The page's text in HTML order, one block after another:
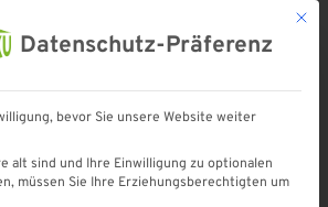
Mit
Datenschutz-Präferenz
bevor Sie unsere Website weiter
alt sind und Ihre Einwilligung zu optionalen
müssen Sie Ihre Erziehungsberechtigten um